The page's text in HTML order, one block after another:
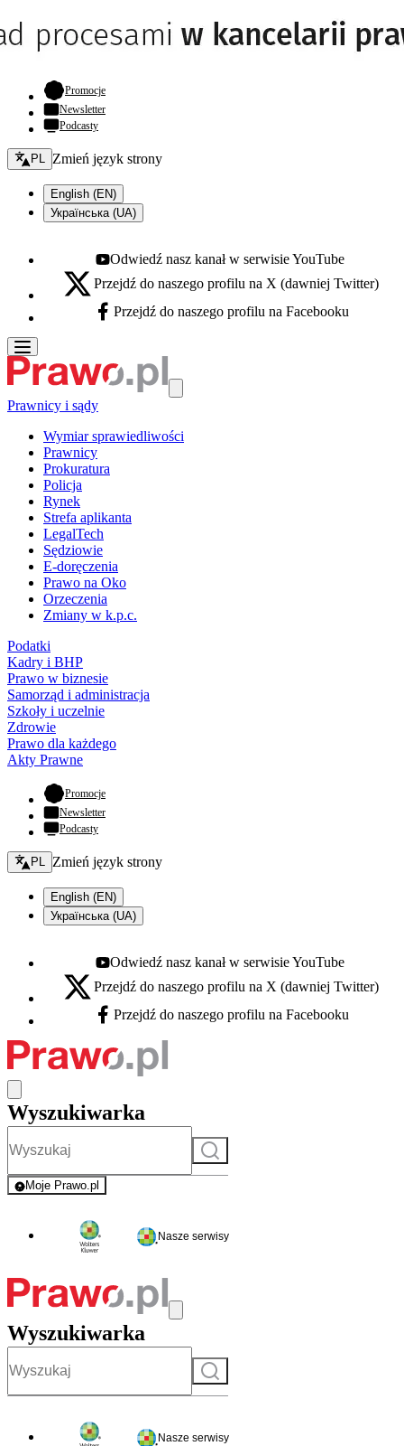
Promocje- otwiera się w nowej karcie
Newsletter
Podcasty
Zmień język - bieżący:
PL Zmień język strony
English (EN)
Українська (UA)
Youtube - otwiera się w nowej karcie
Odwiedź nasz kanał w serwisie YouTube
X - otwiera się w nowej karcie
Przejdź do naszego profilu na X (dawniej Twitter)
Facebook - otwiera się w nowej karcie
Przejdź do naszego profilu na Facebooku
Prawnicy i sądy
Wymiar sprawiedliwości
Prawnicy
Prokuratura
Policja
Rynek
Strefa aplikanta
LegalTech
Sędziowie
E-doręczenia
Prawo na Oko
Orzeczenia
Zmiany w k.p.c.
Podatki
Kadry i BHP
Prawo w biznesie
Samorząd i administracja
Szkoły i uczelnie
Zdrowie
Prawo dla każdego
Akty Prawne
Promocje- otwiera się w nowej karcie
Newsletter
Podcasty
Zmień język - bieżący:
PL Zmień język strony
English (EN)
Українська (UA)
Youtube - otwiera się w nowej karcie
Odwiedź nasz kanał w serwisie YouTube
X - otwiera się w nowej karcie
Przejdź do naszego profilu na X (dawniej Twitter)
Facebook - otwiera się w nowej karcie
Przejdź do naszego profilu na Facebooku
Wyszukiwarka
Szukaj
Moje Prawo.pl
- rejestracja i logowanie do serwisu
Nasze serwisy
Wyszukiwarka
Szukaj
Nasze serwisy